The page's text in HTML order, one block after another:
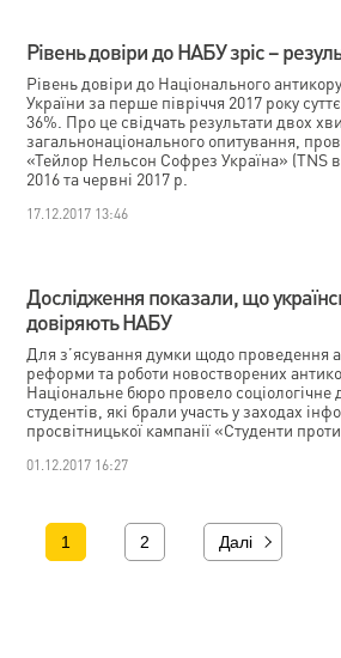
Рівень довіри до НАБУ зріс –
Рівень довіри до Національного
України за перше півріччя 2017 року
36%. Про це свідчать результати двох
загальнонаціонального опитування,
«Тейлор Нельсон Софрез Україна» (TNS в
2016 та червні 2017 р.
17.12.2017 13:46
Дослідження показали, що
довіряють НАБУ
Для з’ясування думки щодо проведення
реформи та роботи новостворених
Національне бюро провело соціологічне
студентів, які брали участь у заходах
просвітницької кампанії «Студенти проти
01.12.2017 16:27
1 2 Далі